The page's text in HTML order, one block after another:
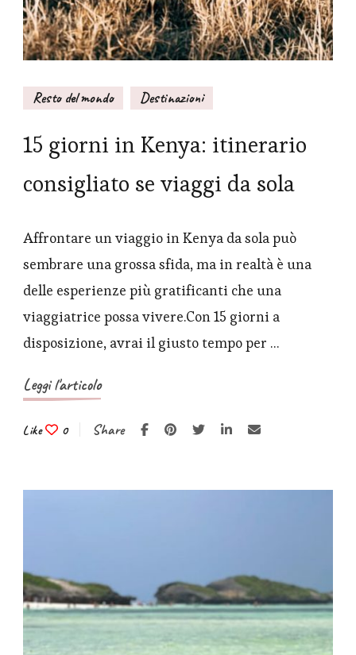
Resto del mondo Destinazioni
15 giorni in Kenya: itinerario
consigliato se viaggi da sola
Affrontare un viaggio in Kenya da sola può
sembrare una grossa sfida, ma in realtà è una
delle esperienze più gratificanti che una
viaggiatrice possa vivere.Con 15 giorni a
disposizione, avrai il giusto tempo per …
Leggi l'articolo
Like 0 Share